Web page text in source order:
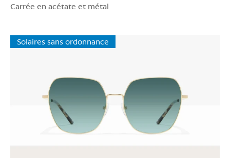
Carrée en acétate et métal
Solaires sans ordonnance